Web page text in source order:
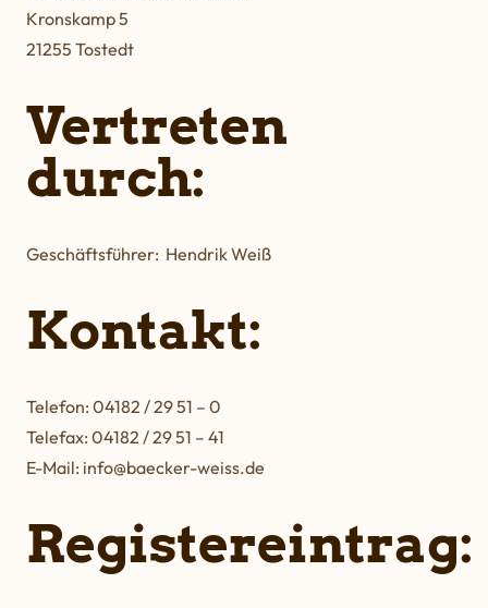
Kronskamp 5
21255 Tostedt
Vertreten
durch:
Geschäftsführer: Hendrik Weiß
Kontakt:
Telefon: 04182 / 29 51 – 0
Telefax: 04182 / 29 51 – 41
E-Mail: info@baecker-weiss.de
Registereintrag: